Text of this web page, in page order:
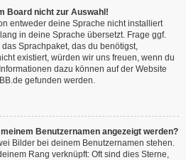
Board nicht zur Auswahl!
entweder deine Sprache nicht installiert
in deine Sprache übersetzt. Frage ggf.
Sprachpaket, das du benötigst,
existiert, würden wir uns freuen, wenn du
dazu können auf der Website
gefunden werden.
Benutzernamen angezeigt werden?
Bilder bei deinem Benutzernamen stehen.
Rang verknüpft: Oft sind dies Sterne,